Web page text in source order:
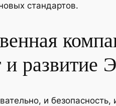
стандартов.
развитие
и